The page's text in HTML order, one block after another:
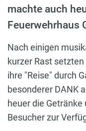
machte auch
Feuerwehrhaus
Nach einigen
kurzer Rast
ihre "Reise" durch
besonderer DANK
heuer die
Besucher zur